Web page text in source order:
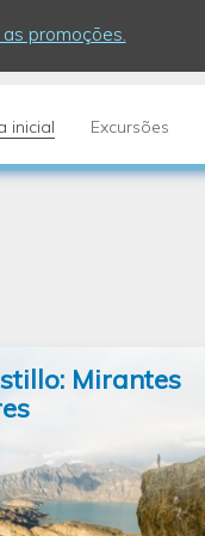
promoções.
inicial Excursões
Mirantes
mais exclusivas
de El Calafate